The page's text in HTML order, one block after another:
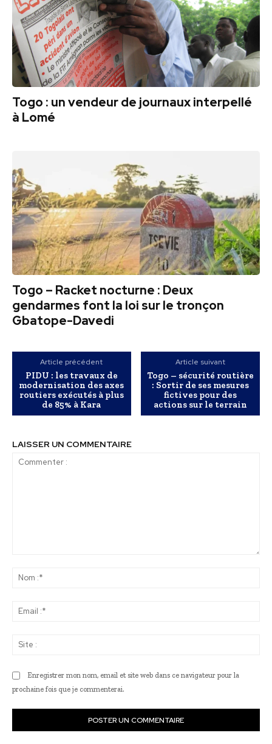
Togo : un vendeur de journaux interpellé
à Lomé
Togo – Racket nocturne : Deux
gendarmes font la loi sur le tronçon
Gbatope-Davedi
Article précédent
PIDU : les travaux de
modernisation des axes
routiers exécutés à plus
de 85% à Kara
Article suivant
Togo – sécurité routière
: Sortir de ses mesures
fictives pour des
actions sur le terrain
LAISSER UN COMMENTAIRE
Enregistrer mon nom, email et site web dans ce navigateur pour la
prochaine fois que je commenterai.